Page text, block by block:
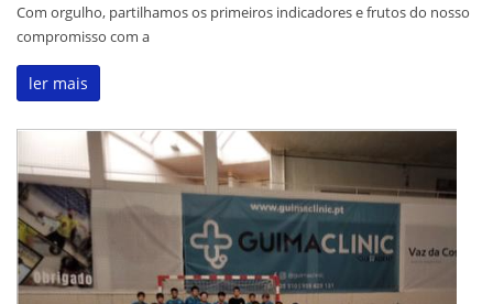
Com orgulho, partilhamos os primeiros indicadores e frutos do nosso
compromisso com a
ler mais